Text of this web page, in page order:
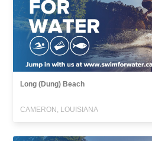
Long (Dung) Beach
CAMERON, LOUISIANA